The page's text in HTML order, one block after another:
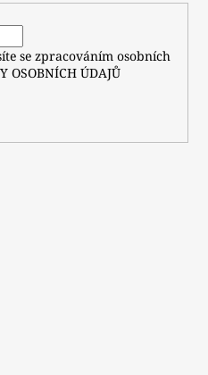
se zpracováním osobních
OSOBNÍCH ÚDAJŮ